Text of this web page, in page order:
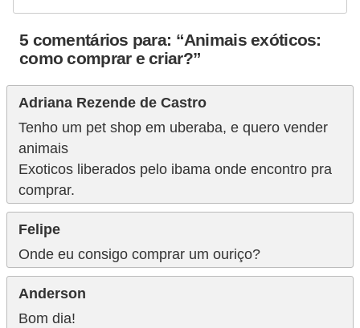
5 comentários para: “Animais exóticos:
como comprar e criar?”
Adriana Rezende de Castro
Tenho um pet shop em uberaba, e quero vender
animais
Exoticos liberados pelo ibama onde encontro pra
comprar.
Felipe
Onde eu consigo comprar um ouriço?
Anderson
Bom dia!
R
a
ç
ã
o
e
a
l
i
m
e
n
t